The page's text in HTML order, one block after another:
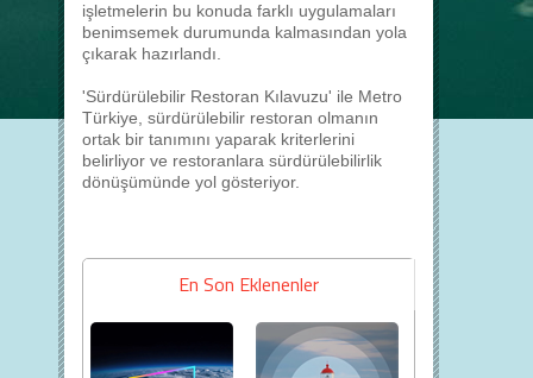
işletmelerin bu konuda farklı uygulamaları
benimsemek durumunda kalmasından yola
çıkarak hazırlandı.
'Sürdürülebilir Restoran Kılavuzu' ile Metro
Türkiye, sürdürülebilir restoran olmanın
ortak bir tanımını yaparak kriterlerini
belirliyor ve restoranlara sürdürülebilirlik
dönüşümünde yol gösteriyor.
En Son Eklenenler